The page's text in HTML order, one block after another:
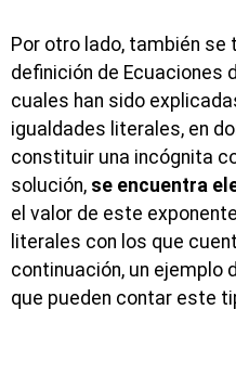
Por otro lado, también se
definición de Ecuaciones
cuales han sido
igualdades literales, en
constituir una incógnita
solución, se encuentra
el valor de este
literales con los que
continuación, un ejemplo
que pueden contar este